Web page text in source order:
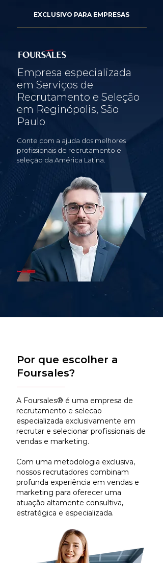
EXCLUSIVO PARA EMPRESAS
Empresa especializada
em Serviços de
Recrutamento e Seleção
em Reginópolis, São
Paulo
Conte com a ajuda dos melhores
profissionais de recrutamento e
seleção da América Latina.
Por que escolher a
Foursales?
A Foursales® é uma empresa de
recrutamento e selecao
especializada exclusivamente em
recrutar e selecionar profissionais de
vendas e marketing.
Com uma metodologia exclusiva,
nossos recrutadores combinam
profunda experiência em vendas e
marketing para oferecer uma
atuação altamente consultiva,
estratégica e especializada.